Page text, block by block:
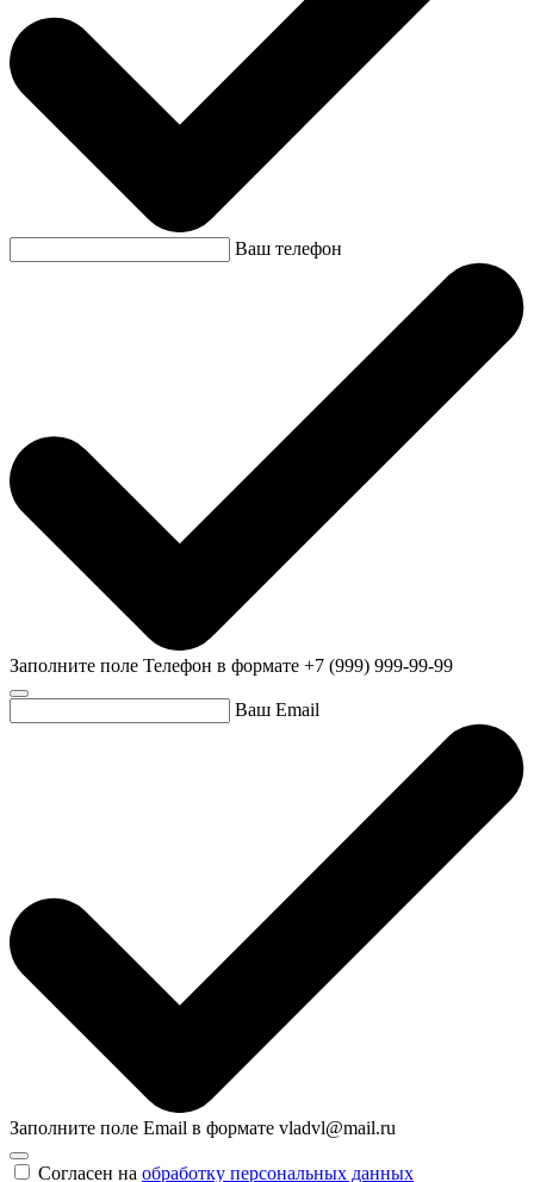
Ваш телефон
Заполните поле Телефон в формате +7 (999) 999-99-99
Ваш Email
Заполните поле Email в формате vladvl@mail.ru
Согласен на обработку персональных данных